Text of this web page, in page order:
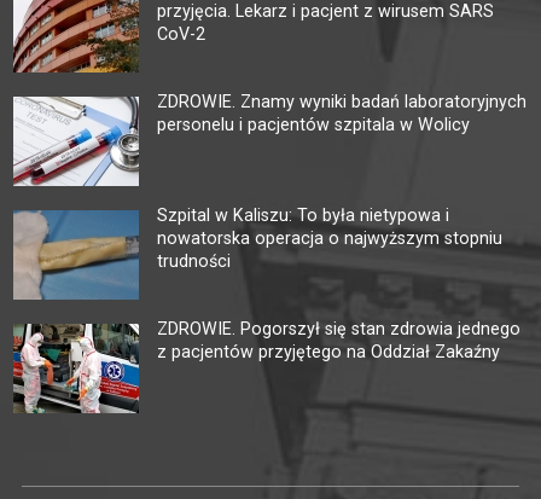
przyjęcia. Lekarz i pacjent z wirusem SARS
CoV-2
ZDROWIE. Znamy wyniki badań laboratoryjnych
personelu i pacjentów szpitala w Wolicy
Szpital w Kaliszu: To była nietypowa i
nowatorska operacja o najwyższym stopniu
trudności
ZDROWIE. Pogorszył się stan zdrowia jednego
z pacjentów przyjętego na Oddział Zakaźny